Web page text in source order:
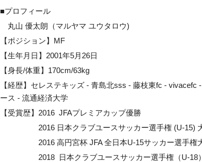
■プロフィール
丸山 優太朗 （マルヤマ ユウタロウ)
【ポジション】MF
【生年月日】2001年5月26日
【身長/体重】170cm/63kg
【経歴】セレステキッズ - 青島北sss - 藤枝東fc -
ース - 流通経済大学
【受賞歴】2016 JFAプレミアカップ優勝
2016 日本クラブユースサッカー選手権 (U-15)
2016 高円宮杯 JFA 全日本U-15サッカー選手権
2018 日本クラブユースサッカー選手権（U-18